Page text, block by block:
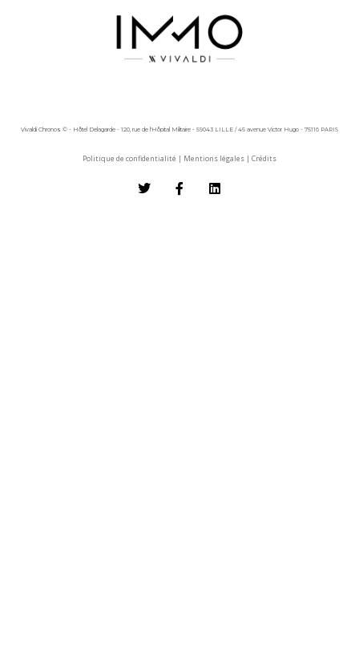
Vivaldi Chronos © - Hôtel Delagarde - 120, rue de l'Hôpital Militaire - 59043 LILLE / 45 avenue Victor Hugo - 75116 PARIS
Politique de confidentialité | Mentions légales | Crédits